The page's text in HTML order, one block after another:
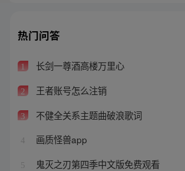
热门问答
1 长剑一尊酒高楼万里心
2 王者账号怎么注销
3 不健全关系主题曲破浪歌词
4 画质怪兽app
5 鬼灭之刃第四季中文版免费观看